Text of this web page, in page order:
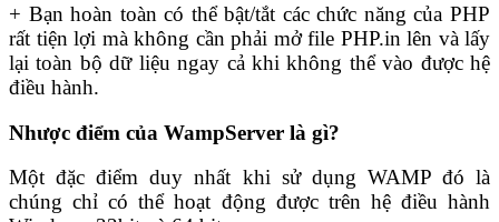
+ Bạn hoàn toàn có thể bật/tắt các chức năng của PHP
rất tiện lợi mà không cần phải mở file PHP.in lên và lấy
lại toàn bộ dữ liệu ngay cả khi không thể vào được hệ
điều hành.
Nhược điểm của WampServer là gì?
Một đặc điểm duy nhất khi sử dụng WAMP đó là
chúng chỉ có thể hoạt động được trên hệ điều hành